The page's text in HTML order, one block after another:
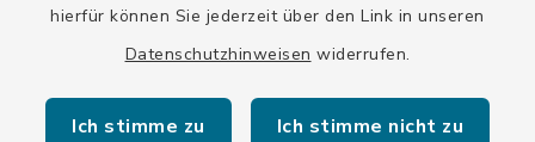
hierfür können Sie jederzeit über den Link in unseren
Datenschutzhinweisen widerrufen.
Ich stimme zu Ich stimme nicht zu
Kontakt
Barrierefreiheit